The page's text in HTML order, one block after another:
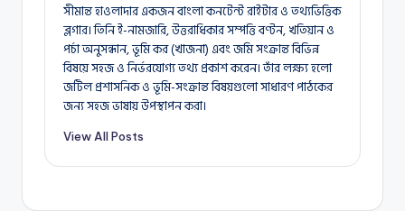
সীমান্ত হাওলাদার একজন বাংলা কনটেন্ট রাইটার ও তথ্যভিত্তিক
ব্লগার। তিনি ই-নামজারি, উত্তরাধিকার সম্পত্তি বণ্টন, খতিয়ান ও
পর্চা অনুসন্ধান, ভূমি কর (খাজনা) এবং জমি সংক্রান্ত বিভিন্ন
বিষয়ে সহজ ও নির্ভরযোগ্য তথ্য প্রকাশ করেন। তাঁর লক্ষ্য হলো
জটিল প্রশাসনিক ও ভূমি-সংক্রান্ত বিষয়গুলো সাধারণ পাঠকের
জন্য সহজ ভাষায় উপস্থাপন করা।
View All Posts